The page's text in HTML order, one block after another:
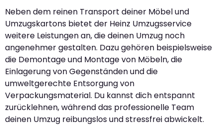
Neben dem reinen Transport deiner Möbel und
Umzugskartons bietet der Heinz Umzugsservice
weitere Leistungen an, die deinen Umzug noch
angenehmer gestalten. Dazu gehören beispielsweise
die Demontage und Montage von Möbeln, die
Einlagerung von Gegenständen und die
umweltgerechte Entsorgung von
Verpackungsmaterial. Du kannst dich entspannt
zurücklehnen, während das professionelle Team
deinen Umzug reibungslos und stressfrei abwickelt.